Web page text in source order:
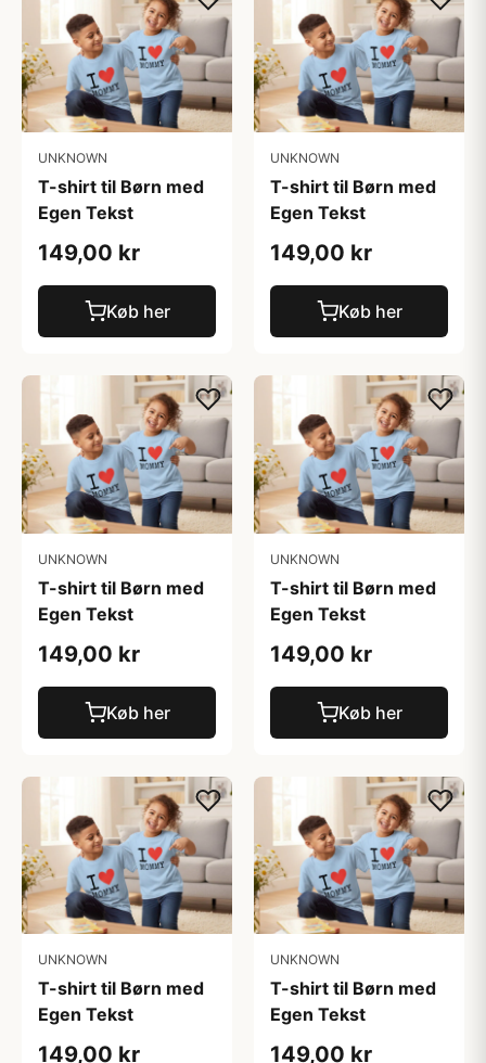
UNKNOWN
T-shirt til Børn med
Egen Tekst
149,00 kr
Køb her
UNKNOWN
T-shirt til Børn med
Egen Tekst
149,00 kr
Køb her
UNKNOWN
T-shirt til Børn med
Egen Tekst
149,00 kr
Køb her
UNKNOWN
T-shirt til Børn med
Egen Tekst
149,00 kr
Køb her
UNKNOWN
T-shirt til Børn med
Egen Tekst
149,00 kr
UNKNOWN
T-shirt til Børn med
Egen Tekst
149,00 kr